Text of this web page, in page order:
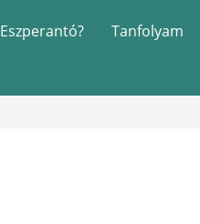
Eszperantó? Tanfolyam